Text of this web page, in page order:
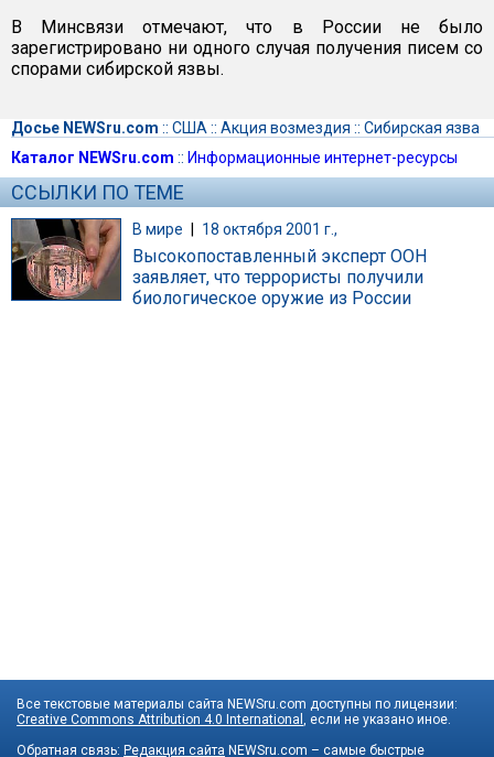
В Минсвязи отмечают, что в России не было
зарегистрировано ни одного случая получения писем со
спорами сибирской язвы.
Досье NEWSru.com :: США :: Акция возмездия :: Сибирская язва
Каталог NEWSru.com :: Информационные интернет-ресурсы
ССЫЛКИ ПО ТЕМЕ
В мире | 18 октября 2001 г.,
Высокопоставленный эксперт ООН
заявляет, что террористы получили
биологическое оружие из России
Все текстовые материалы сайта NEWSru.com доступны по лицензии:
Creative Commons Attribution 4.0 International , если не указано иное.
Обратная связь: Редакция сайта NEWSru.com – самые быстрые